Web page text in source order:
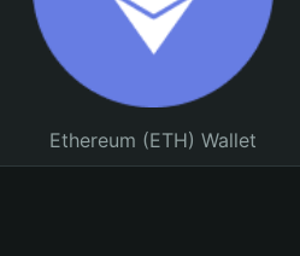
Ethereum (ETH) Wallet